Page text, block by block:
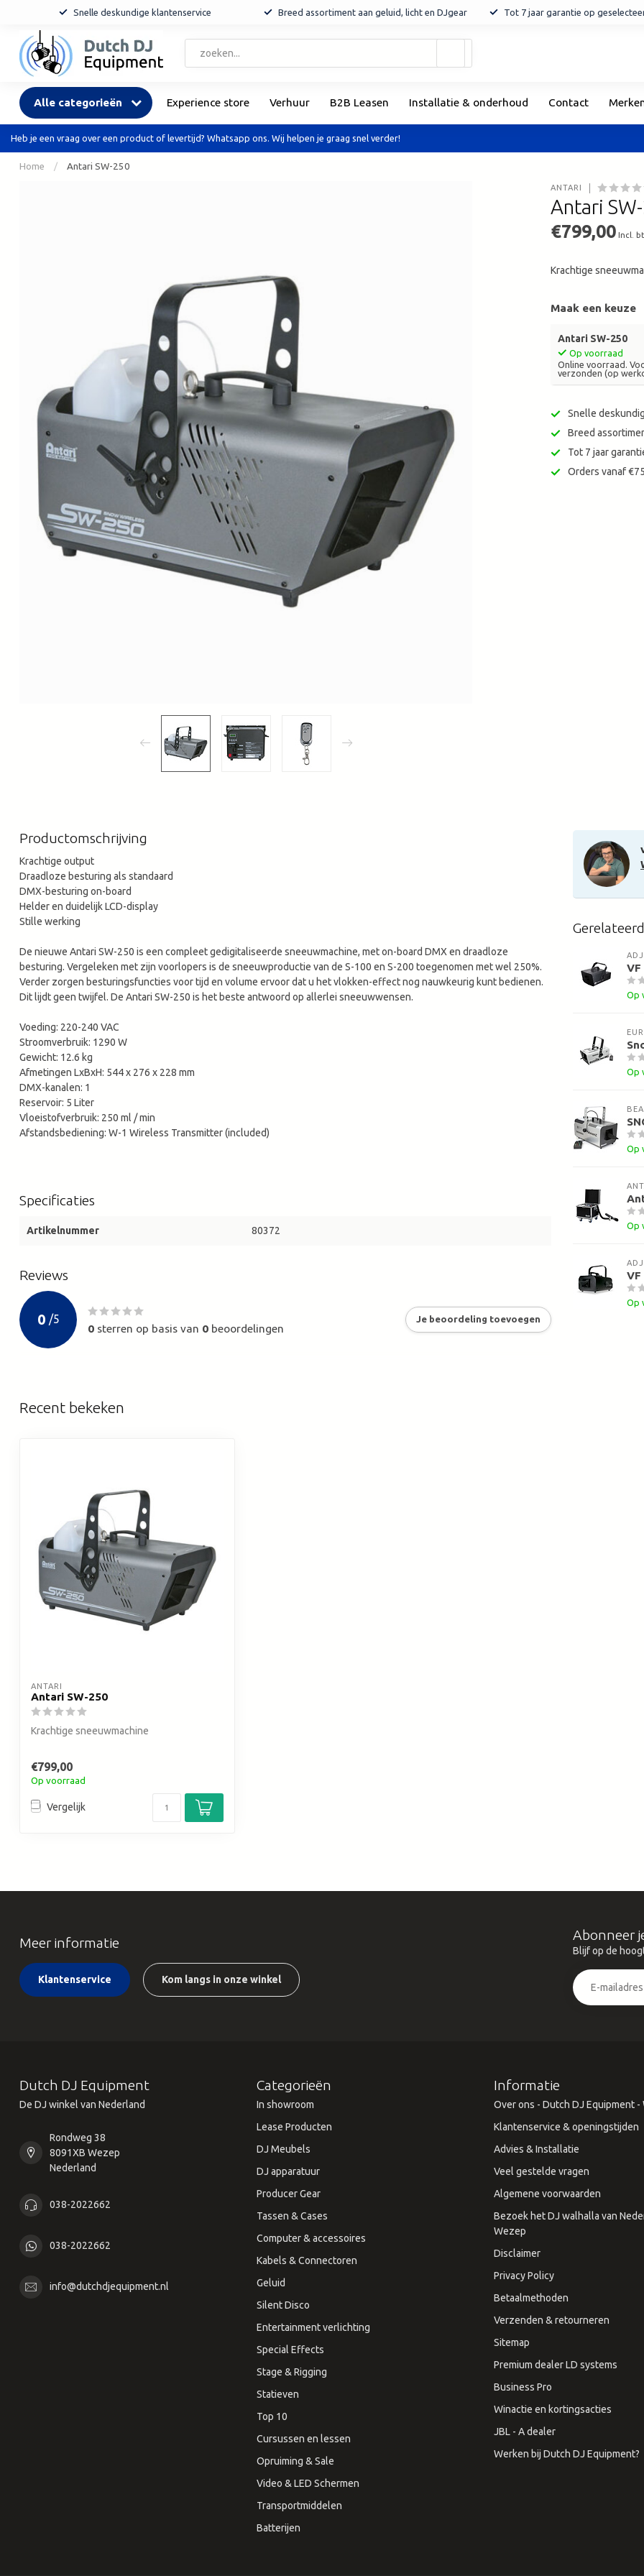
Snelle deskundige klantenservice Breed assortiment aan geluid, licht en DJgear Tot 7 jaar garantie op
en
een
Alle categorieën Experience store Verhuur B2B Leasen Installatie & onderhoud Contact
Heb je een vraag over een product of levertijd? Whatsapp ons. Wij helpen je graag snel verder!
Home / Antari SW-250
ANTARI
Antari
€799,00 Incl.
Krachtige
Maak een keuze
Antari SW-250
Op voorraad
Online voorraad.
verzonden (op
Snelle
Breed
Tot 7 jaar
Orders vanaf
Productomschrijving
Krachtige output
Draadloze besturing als standaard
DMX-besturing on-board
Helder en duidelijk LCD-display
Stille werking
De nieuwe Antari SW-250 is een compleet gedigitaliseerde sneeuwmachine, met on-board DMX en draadloze
besturing. Vergeleken met zijn voorlopers is de sneeuwproductie van de S-100 en S-200 toegenomen met wel 250%.
Verder zorgen besturingsfuncties voor tijd en volume ervoor dat u het vlokken-effect nog nauwkeurig kunt bedienen.
Dit lijdt geen twijfel. De Antari SW-250 is het beste antwoord op allerlei sneeuwwensen.
Voeding: 220-240 VAC
Stroomverbruik: 1290 W
Gewicht: 12.6 kg
Afmetingen LxBxH: 544 x 276 x 228 mm
DMX-kanalen: 1
Reservoir: 5 Liter
Vloeistofverbruik: 250 ml / min
Afstandsbediening: W-1 Wireless Transmitter (included)
Specificaties
Artikelnummer 80372
Reviews
0 /5
0 sterren op basis van 0 beoordelingen
Je beoordeling toevoegen
ADJ
VF
Op
Op
Op
Op
ADJ
VF
Op
Recent bekeken
ANTARI
Antari SW-250
Krachtige sneeuwmachine
€799,00
Op voorraad
Vergelijk
Meer informatie
Klantenservice Kom langs in onze winkel
Abonneer
Blijf op de
Dutch DJ Equipment
De DJ winkel van Nederland
Rondweg 38
8091XB Wezep
Nederland
038-2022662
038-2022662
info@dutchdjequipment.nl
Categorieën
In showroom
Lease Producten
DJ Meubels
DJ apparatuur
Producer Gear
Tassen & Cases
Computer & accessoires
Kabels & Connectoren
Geluid
Silent Disco
Entertainment verlichting
Special Effects
Stage & Rigging
Statieven
Top 10
Cursussen en lessen
Opruiming & Sale
Video & LED Schermen
Transportmiddelen
Batterijen
Informatie
Over ons - Dutch DJ Equipment -
Klantenservice & openingstijden
Advies & Installatie
Veel gestelde vragen
Algemene voorwaarden
Bezoek het DJ walhalla van
Wezep
Disclaimer
Privacy Policy
Betaalmethoden
Verzenden & retourneren
Sitemap
Premium dealer LD systems
Business Pro
Winactie en kortingsacties
JBL - A dealer
Werken bij Dutch DJ Equipment?